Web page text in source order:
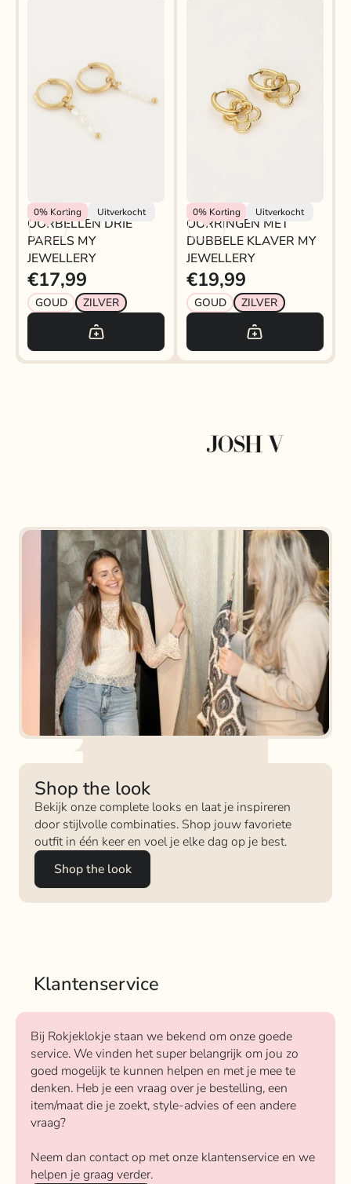
0% Korting Uitverkocht
My Jewellery
OORBELLEN DRIE
PARELS MY
JEWELLERY
€17,99
GOUD ZILVER
0%Korting Uitverkocht
My Jewellery
OORRINGEN MET
DUBBELE KLAVER MY
JEWELLERY
€19,99
GOUD ZILVER
Shop the look
Bekijk onze complete looks en laat je inspireren
door stijlvolle combinaties. Shop jouw favoriete
outfit in één keer en voel je elke dag op je best.
Shop the look
Klantenservice
Bij Rokjeklokje staan we bekend om onze goede
service. We vinden het super belangrijk om jou zo
goed mogelijk te kunnen helpen en met je mee te
denken. Heb je een vraag over je bestelling, een
item/maat die je zoekt, style-advies of een andere
vraag?
Neem dan contact op met onze klantenservice en we
helpen je graag verder.